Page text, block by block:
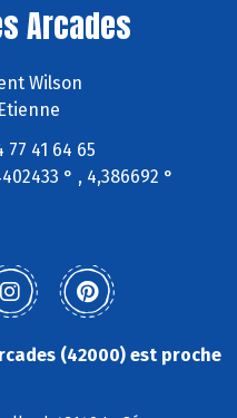
Arcades
Wilson
41 64 65
° , 4,386692 °
(42000) est proche